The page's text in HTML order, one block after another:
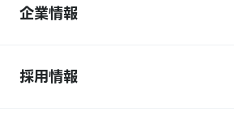
企業情報
採用情報